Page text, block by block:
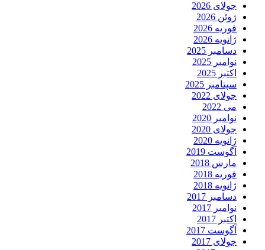
جولای 2026
ژوئن 2026
فوریه 2026
ژانویه 2026
دسامبر 2025
نوامبر 2025
اکتبر 2025
سپتامبر 2025
جولای 2022
می 2022
نوامبر 2020
جولای 2020
ژانویه 2020
آگوست 2019
مارس 2018
فوریه 2018
ژانویه 2018
دسامبر 2017
نوامبر 2017
اکتبر 2017
آگوست 2017
جولای 2017